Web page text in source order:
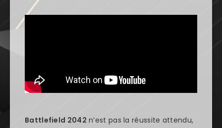
Battlefield 2042 n’est pas la réussite attendu,